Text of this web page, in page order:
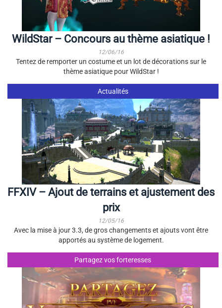
WildStar – Concours au thème asiatique !
12/06/16
Tentez de remporter un costume et un lot de décorations sur le
thème asiatique pour WildStar !
Actualités
FFXIV – Ajout de terrains et ajustement des
prix
12/05/16
Avec la mise à jour 3.3, de gros changements et ajouts vont être
apportés au système de logement.
Partagez vos forteresses